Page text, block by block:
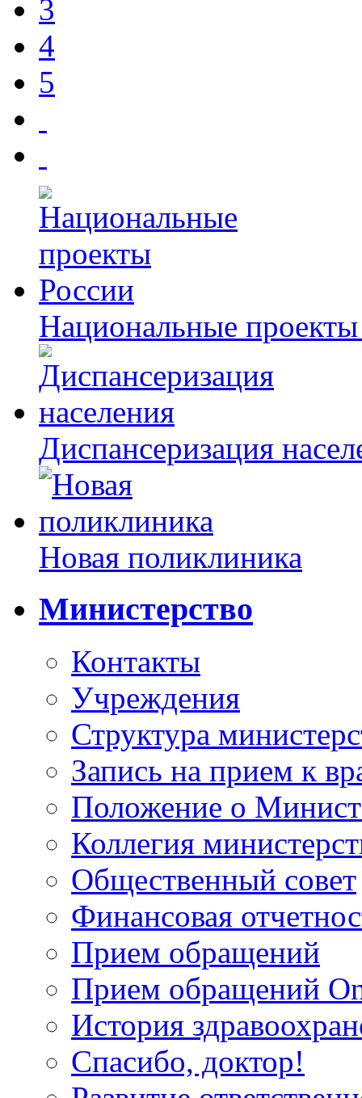
3
4
5
Национальные
Диспансеризация
Новая поликлиника
Министерство
Контакты
Учреждения
Структура
Запись на прием к
Положение о
Коллегия
Общественный совет
Финансовая
Прием обращений
Прием обращений
История
Спасибо, доктор!